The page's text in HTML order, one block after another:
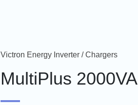
Victron Energy Inverter / Chargers
MultiPlus 2000VA